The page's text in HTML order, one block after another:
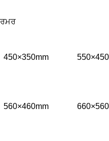
450×350mm
560×460mm